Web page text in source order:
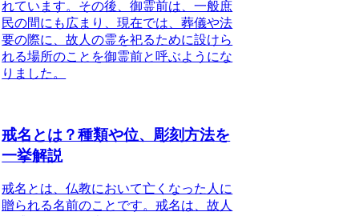
れています。その後、御霊前は、一般庶
民の間にも広まり、現在では、葬儀や法
要の際に、故人の霊を祀るために設けら
れる場所のことを御霊前と呼ぶようにな
りました。
戒名とは？種類や位、彫刻方法を
一挙解説
戒名とは、仏教において亡くなった人に
贈られる名前のことです。戒名は、故人